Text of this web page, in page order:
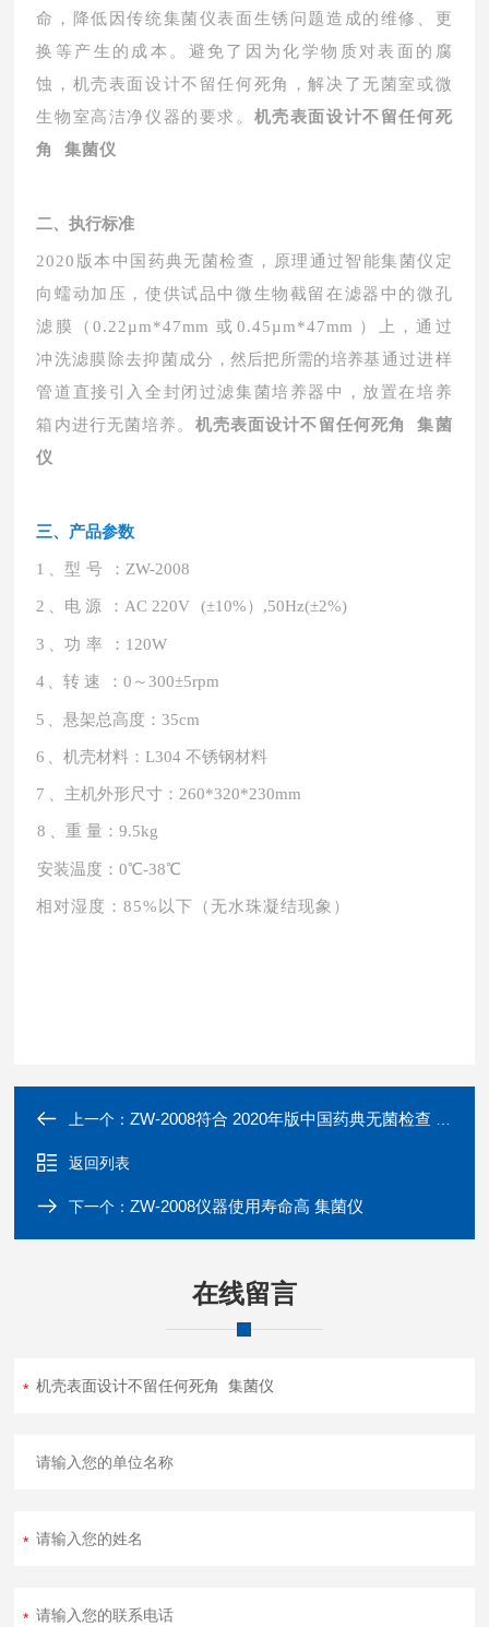
命，降低因传统集菌仪表面生锈问题造成的维修、更
换等产生的成本。避免了因为化学物质对表面的腐
蚀，机壳表面设计不留任何死角，解决了无菌室或微
生物室高洁净仪器的要求。 机壳表面设计不留任何死
角 集菌仪
二、执行标准
2020版本中国药典无菌检查，原理通过智能集菌仪定
向蠕动加压，使供试品中微生物截留在滤器中的微孔
滤膜（0.22µm*47mm 或 0.45µm*47mm ）上，通过
冲洗滤膜除去抑菌成分，然后把所需的培养基通过进样
管道直接引入全封闭过滤集菌培养器中，放置在培养
箱内进行无菌培养。 机壳表面设计不留任何死角 集菌
仪
三、产品参数
1 、型 号 ： ZW-2008
2 、电 源 ： AC 220V (±10%）,50Hz(±2%)
3 、功 率 ： 120W
4 、转 速 ：0～300±5rpm
5 、悬架总高度：35cm
6 、机壳材料：L304 不锈钢材料
7 主机外形尺寸： 260*320*230mm
8 、重 量：9.5kg
安装温度：0℃-38℃
相对湿度：85%以下（无水珠凝结现象）
上一个：ZW-2008符合 2020年版中国药典无菌检查 集菌仪
返回列表
下一个：ZW-2008仪器使用寿命高 集菌仪
在线留言